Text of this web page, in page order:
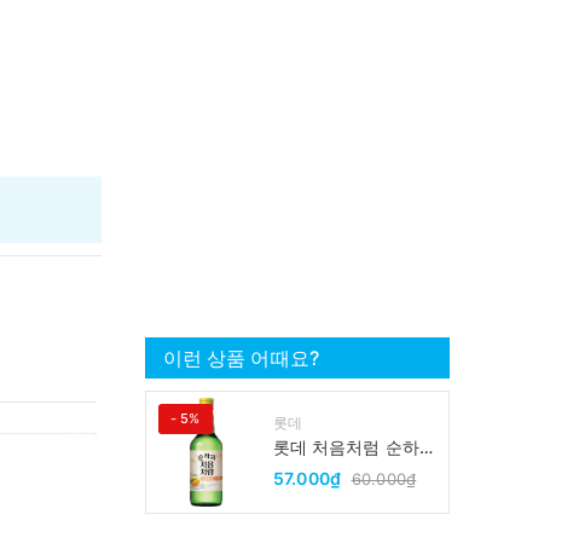
이런 상품 어때요?
- 5% 롯데
롯데 처음처럼 순하리
유자 소주 12% 360ml
LOTTE Chumchurum
vi thanh yen/cam
57.000₫ 60.000₫